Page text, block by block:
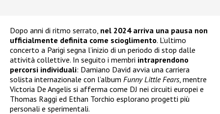
Dopo anni di ritmo serrato, nel 2024 arriva una pausa non
ufficialmente definita come scioglimento. L’ultimo
concerto a Parigi segna l’inizio di un periodo di stop dalle
attività collettive. In seguito i membri intraprendono
percorsi individuali: Damiano David avvia una carriera
solista internazionale con l’album Funny Little Fears, mentre
Victoria De Angelis si afferma come DJ nei circuiti europei e
Thomas Raggi ed Ethan Torchio esplorano progetti più
personali e sperimentali.